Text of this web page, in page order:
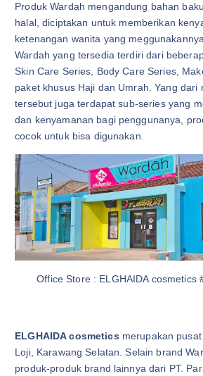
Produk Wardah mengandung bahan
halal, diciptakan untuk memberikan
ketenangan wanita yang
Wardah yang tersedia terdiri dari
Skin Care Series, Body Care Series,
paket khusus Haji dan Umrah. Yang dari
tersebut juga terdapat sub-series yang
dan kenyamanan bagi penggunanya,
cocok untuk bisa digunakan.
Office Store : ELGHAIDA cosmetics
ELGHAIDA cosmetics merupakan
Loji, Karawang Selatan. Selain brand
produk-produk brand lainnya dari PT.